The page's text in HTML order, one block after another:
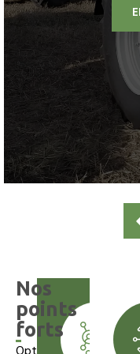
EN SAVOIR PLUS
Nos
points
forts